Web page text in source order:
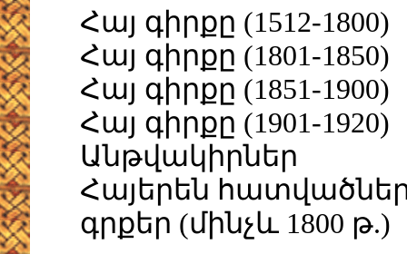
Հայ գիրքը (1512-1800)
Հայ գիրքը (1801-1850)
Հայ գիրքը (1851-1900)
Հայ գիրքը (1901-1920)
Անթվակիրներ
Հայերեն
գրքեր (մինչև 1800 թ.)